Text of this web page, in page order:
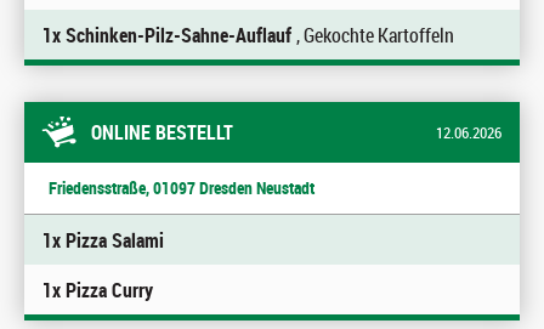
1x Schinken-Pilz-Sahne-Auflauf, Gekochte Kartoffeln
ONLINE BESTELLT 12.06.2026
Friedensstraße, 01097 Dresden Neustadt
1x Pizza Salami
1x Pizza Curry